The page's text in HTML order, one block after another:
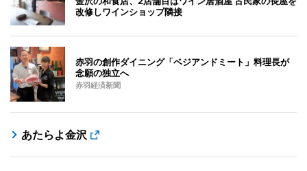
改修しワインショップ隣接
赤羽の創作ダイニング「ベジアンドミート」料理長が
念願の独立へ
赤羽経済新聞
あたらよ金沢